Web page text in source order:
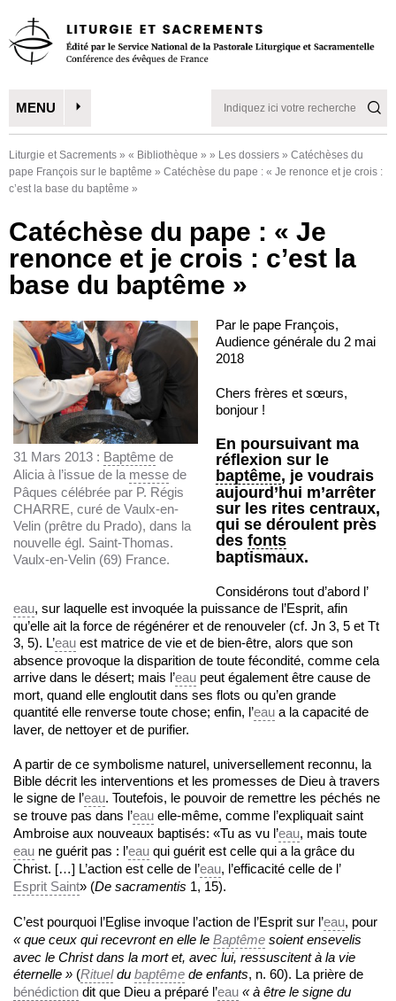
MENU
Liturgie et Sacrements » « Bibliothèque » » Les dossiers » Catéchèses du
pape François sur le baptême » Catéchèse du pape : « Je renonce et je crois :
c’est la base du baptême »
Catéchèse du pape : « Je
renonce et je crois : c’est la
base du baptême »
31 Mars 2013 : Baptême de
Alicia à l’issue de la messe de
Pâques célébrée par P. Régis
CHARRE, curé de Vaulx-en-
Velin (prêtre du Prado), dans la
nouvelle égl. Saint-Thomas.
Vaulx-en-Velin (69) France.
Par le pape François,
Audience générale du 2 mai
2018
Chers frères et sœurs,
bonjour !
En poursuivant ma
réflexion sur le
baptême, je voudrais
aujourd’hui m’arrêter
sur les rites centraux,
qui se déroulent près
des fonts
baptismaux.
Considérons tout d’abord l’
eau, sur laquelle est invoquée la puissance de l’Esprit, afin
qu’elle ait la force de régénérer et de renouveler (cf. Jn 3, 5 et Tt
3, 5). L’eau est matrice de vie et de bien-être, alors que son
absence provoque la disparition de toute fécondité, comme cela
arrive dans le désert; mais l’eau peut également être cause de
mort, quand elle engloutit dans ses flots ou qu’en grande
quantité elle renverse toute chose; enfin, l’eau a la capacité de
laver, de nettoyer et de purifier.
A partir de ce symbolisme naturel, universellement reconnu, la
Bible décrit les interventions et les promesses de Dieu à travers
le signe de l’eau. Toutefois, le pouvoir de remettre les péchés ne
se trouve pas dans l’eau elle-même, comme l’expliquait saint
Ambroise aux nouveaux baptisés: «Tu as vu l’eau, mais toute
eau ne guérit pas : l’eau qui guérit est celle qui a la grâce du
Christ. […] L’action est celle de l’eau, l’efficacité celle de l’
Esprit Saint» (De sacramentis 1, 15).
C’est pourquoi l’Eglise invoque l’action de l’Esprit sur l’eau, pour
« que ceux qui recevront en elle le Baptême soient ensevelis
avec le Christ dans la mort et, avec lui, ressuscitent à la vie
éternelle » (Ritueldu baptême de enfants, n. 60). La prière de
bénédiction dit que Dieu a préparé l’eau « à être le signe du